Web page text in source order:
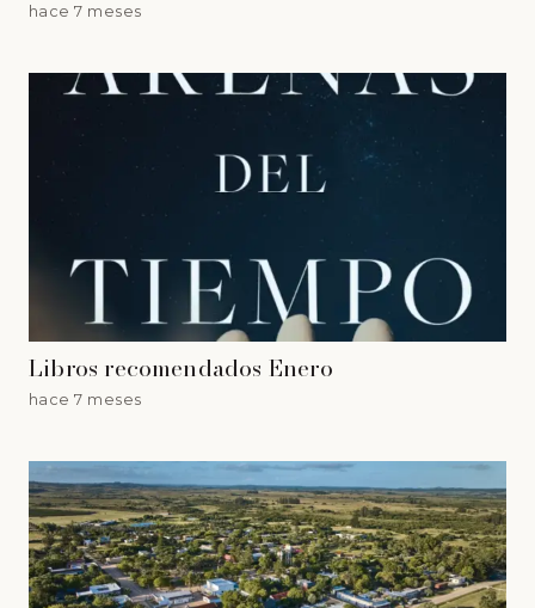
hace 7 meses
Libros recomendados Enero
hace 7 meses